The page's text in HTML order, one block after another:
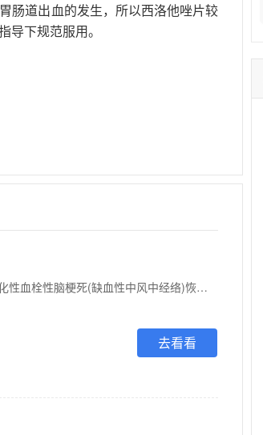
肠道出血的发生，所以西洛他唑片较
下规范服用。
【功能主治】 活血通络、益气养阴。用于轻中度动脉粥样硬化性血栓性脑梗死(缺血性中风中经络)恢复期气虚血瘀证，症状表现为半身不遂、偏身麻木、口眼歪斜、言语不利、肢体感觉减退或消失等;用于血栓性脉管炎(脱疽)的毒热证。
去看看